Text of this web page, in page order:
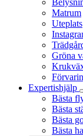
Matrum
Uteplats
Gröna
Expertishjälp
Bästa
Bästa
Bästa
Bästa